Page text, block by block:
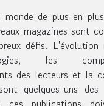
monde de plus en
magazines sont
défis. L'évolution
les
des lecteurs et la
quelques-uns des